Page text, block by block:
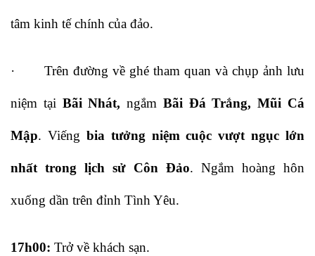
tâm kinh tế chính của đảo.
· Trên đường về ghé tham quan và chụp ảnh lưu
niệm tại Bãi Nhát, ngắm Bãi Đá Trắng, Mũi Cá
Mập. Viếng bia tưởng niệm cuộc vượt ngục lớn
nhất trong lịch sử Côn Đảo. Ngắm hoàng hôn
xuống dần trên đỉnh Tình Yêu.
17h00: Trở về khách sạn.